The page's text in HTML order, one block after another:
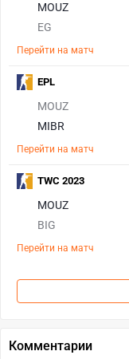
MOUZ
EG
Перейти на матч
MOUZ
MIBR
Перейти на матч
EPL
MOUZ
BIG
Перейти на матч
TWC 2023
Комментарии